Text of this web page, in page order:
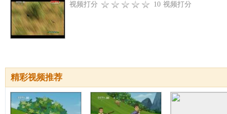
视频打分 10 视频打分
精彩视频推荐